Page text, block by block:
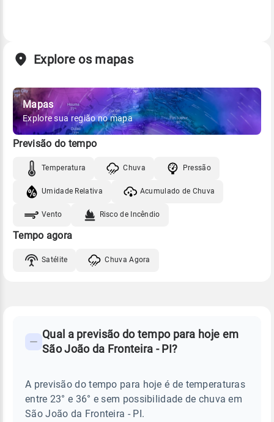
Explore os mapas
Mapas
Explore sua região no mapa
Previsão do tempo
Temperatura Chuva Pressão
Umidade Relativa Acumulado de Chuva
Vento Risco de Incêndio
Tempo agora
Satélite Chuva Agora
TEMPO
FRONTEIRA
Perguntas
sobre
chuva
Qual a previsão do tempo para hoje em
São João da Fronteira - PI?
A previsão do tempo para hoje é de temperaturas
entre 23° e 36° e sem possibilidade de chuva em
São João da Fronteira - PI.